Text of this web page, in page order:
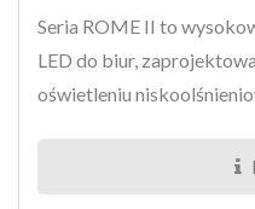
Seria ROME II to
LED do biur,
oświetleniu